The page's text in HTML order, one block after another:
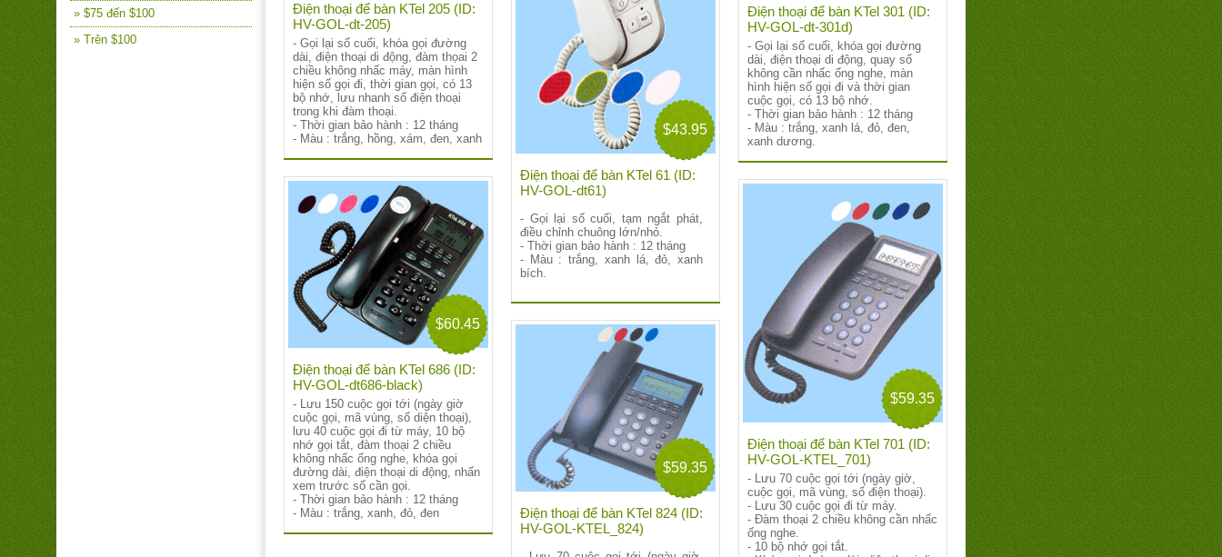
» $75 đến $100
» Trên $100
Điện thoại để bàn KTel 205 (ID:
HV-GOL-dt-205)
- Gọi lại số cuối, khóa gọi đường
dài, điện thoại di động, đàm thọai 2
chiều không nhấc máy, màn hình
hiện số gọi đi, thời gian gọi, có 13
bộ nhớ, lưu nhanh số điện thoại
trong khi đàm thoại.
- Thời gian bảo hành : 12 tháng
- Màu : trắng, hồng, xám, đen, xanh
Điện thoại để bàn KTel 301 (ID:
HV-GOL-dt-301d)
- Gọi lại số cuối, khóa gọi đường
dài, điện thoại di động, quay số
không cần nhấc ống nghe, màn
hình hiện số gọi đi và thời gian
cuộc gọi, có 13 bộ nhớ.
- Thời gian bảo hành : 12 tháng
- Màu : trắng, xanh lá, đỏ, đen,
xanh dương.
$43.95
Điện thoại để bàn KTel 61 (ID:
HV-GOL-dt61)
- Gọi lại số cuối, tạm ngắt phát,
điều chỉnh chuông lớn/nhỏ.
- Thời gian bảo hành : 12 tháng
- Màu : trắng, xanh lá, đỏ, xanh
bích.
$60.45
Điện thoại để bàn KTel 686 (ID:
HV-GOL-dt686-black)
- Lưu 150 cuộc gọi tới (ngày giờ
cuộc gọi, mã vùng, số diện thoại),
lưu 40 cuộc gọi đi từ máy, 10 bộ
nhớ gọi tắt, đàm thoại 2 chiều
không nhấc ống nghe, khóa gọi
đường dài, điện thoại di động, nhấn
xem trước số cần gọi.
- Thời gian bảo hành : 12 tháng
- Màu : trắng, xanh, đỏ, đen
$59.35
Điện thoại để bàn KTel 701 (ID:
HV-GOL-KTEL_701)
- Lưu 70 cuộc gọi tới (ngày giờ,
cuộc gọi, mã vùng, số điện thoại).
- Lưu 30 cuộc gọi đi từ máy.
- Đàm thoại 2 chiều không cần nhấc
ống nghe.
- 10 bộ nhớ gọi tắt.
$59.35
Điện thoại để bàn KTel 824 (ID:
HV-GOL-KTEL_824)